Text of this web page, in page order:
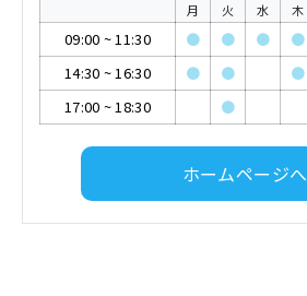
月 火 水 木
09:00 ~11:30 ● ● ● ●
14:30 ~16:30 ● ● ●
17:00 ~18:30 ●
ホームページへ